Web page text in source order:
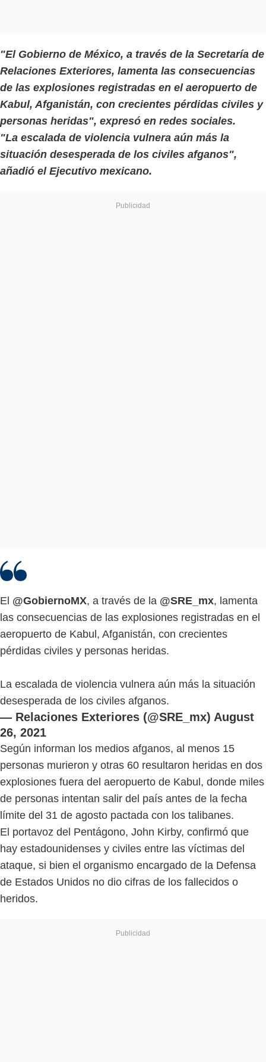
"El Gobierno de México, a través de la Secretaría de
Relaciones Exteriores, lamenta las consecuencias
de las explosiones registradas en el aeropuerto de
Kabul, Afganistán, con crecientes pérdidas civiles y
personas heridas", expresó en redes sociales.
"La escalada de violencia vulnera aún más la
situación desesperada de los civiles afganos",
añadió el Ejecutivo mexicano.
El @GobiernoMX, a través de la @SRE_mx, lamenta
las consecuencias de las explosiones registradas en el
aeropuerto de Kabul, Afganistán, con crecientes
pérdidas civiles y personas heridas.
La escalada de violencia vulnera aún más la situación
desesperada de los civiles afganos.
— Relaciones Exteriores (@SRE_mx) August
26, 2021
Según informan los medios afganos, al menos 15
personas murieron y otras 60 resultaron heridas en dos
explosiones fuera del aeropuerto de Kabul, donde miles
de personas intentan salir del país antes de la fecha
límite del 31 de agosto pactada con los talibanes.
El portavoz del Pentágono, John Kirby, confirmó que
hay estadounidenses y civiles entre las víctimas del
ataque, si bien el organismo encargado de la Defensa
de Estados Unidos no dio cifras de los fallecidos o
heridos.